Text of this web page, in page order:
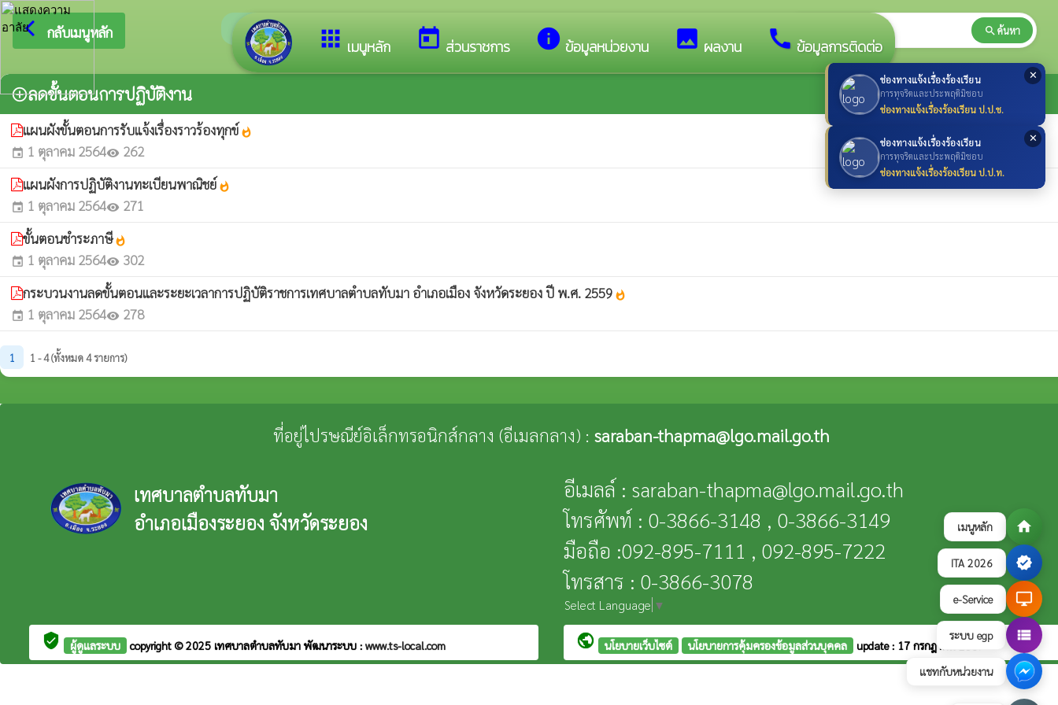
เมนูหลัก home
ITA 2026 verified
e-Service desktop_windows
ระบบ egp view_list
แชทกับหน่วยงาน
✕
ช่องทางแจ้งเรื่องร้องเรียน
การทุจริตและประพฤติมิชอบ
ช่องทางแจ้งเรื่องร้องเรียน ป.ป.ช.
✕
ช่องทางแจ้งเรื่องร้องเรียน
การทุจริตและประพฤติมิชอบ
ช่องทางแจ้งเรื่องร้องเรียน ป.ป.ท.
apps เมนูหลัก today ส่วนราชการ info ข้อมูลหน่วยงาน image ผลงาน call ข้อมูลการติดต่อ
arrow_back_ios กลับเมนูหลัก ยินดีต้อนรับสู่เว็บไซต์ของ เทศบาลตำบลทับมา search ค้นหา
add_circle_outlineลดขั้นตอนการปฏิบัติงาน
แผนผังขั้นตอนการรับแจ้งเรื่องราวร้องทุกข์ whatshot
event 1 ตุลาคม 2564visibility 262
แผนผังการปฏิบัติงานทะเบียนพาณิชย์ whatshot
event 1 ตุลาคม 2564visibility 271
ขั้นตอนชำระภาษีwhatshot
event 1 ตุลาคม 2564visibility 302
กระบวนงานลดขั้นตอนและระยะเวลาการปฏิบัติราชการเทศบาลตำบลทับมา อำเภอเมือง จังหวัดระยอง ปี พ.ศ. 2559 whatshot
event 1 ตุลาคม 2564visibility 278
1 1 - 4 (ทั้งหมด 4 รายการ)
ที่อยู่ไปรษณีย์อิเล็กทรอนิกส์กลาง (อีเมลกลาง) : saraban-thapma@lgo.mail.go.th
เทศบาลตำบลทับมา
อำเภอเมืองระยอง จังหวัดระยอง
อีเมลล์ : saraban-thapma@lgo.mail.go.th
โทรศัพท์ : 0-3866-3148 , 0-3866-3149
มือถือ :092-895-7111 , 092-895-7222
โทรสาร : 0-3866-3078
Select Language ▼
verified_user ผู้ดูแลระบบ copyright © 2025 เทศบาลตำบลทับมา พัฒนาระบบ : www.ts-local.com public นโยบายเว็บไซต์ นโยบายการคุ้มครองข้อมูลส่วนบุคคล update : 17 กรกฎาคม 2569